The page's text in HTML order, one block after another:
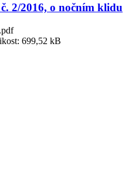
2/2016, o nočním klidu
699,52 kB